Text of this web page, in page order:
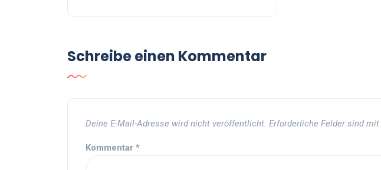
Schreibe einen Kommentar
Deine E-Mail-Adresse wird nicht veröffentlicht. Erforderliche Felder sind mit
Kommentar *